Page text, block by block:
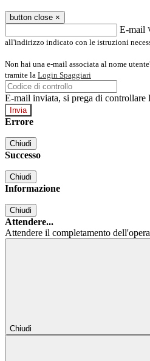
button close ×
E-mail
all'indirizzo indicato con le istruzioni
Non hai una e-mail associata al nome
tramite la Login Spaggiari
E-mail inviata, si prega di controllare
Errore
Chiudi
Successo
Chiudi
Informazione
Chiudi
Attendere...
Attendere il completamento
Chiudi